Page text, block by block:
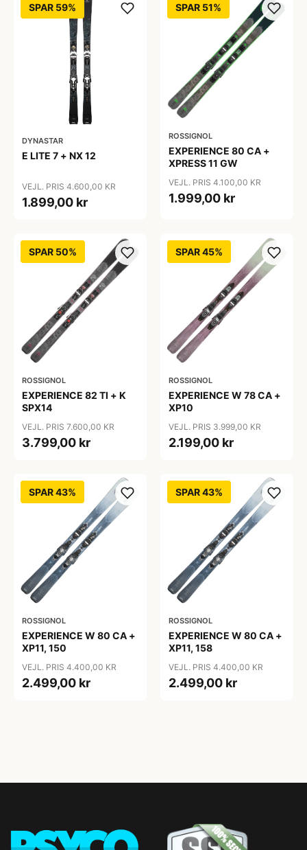
SPAR 59%
DYNASTAR
E LITE 7 + NX 12
VEJL. PRIS 4.600,00 KR
1.899,00 kr
SPAR 51%
ROSSIGNOL
EXPERIENCE 80 CA +
XPRESS 11 GW
VEJL. PRIS 4.100,00 KR
1.999,00 kr
SPAR 50%
ROSSIGNOL
EXPERIENCE 82 TI + K
SPX14
VEJL. PRIS 7.600,00 KR
3.799,00 kr
SPAR 45%
ROSSIGNOL
EXPERIENCE W 78 CA +
XP10
VEJL. PRIS 3.999,00 KR
2.199,00 kr
SPAR 43%
ROSSIGNOL
EXPERIENCE W 80 CA +
XP11, 150
VEJL. PRIS 4.400,00 KR
2.499,00 kr
SPAR 43%
ROSSIGNOL
EXPERIENCE W 80 CA +
XP11, 158
VEJL. PRIS 4.400,00 KR
2.499,00 kr